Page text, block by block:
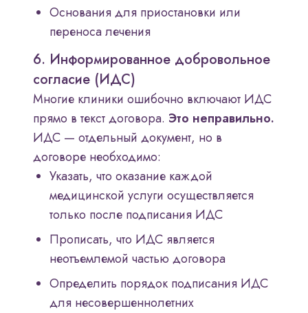
Основания для приостановки или
переноса лечения
6. Информированное добровольное
согласие (ИДС)
Многие клиники ошибочно включают ИДС
прямо в текст договора. Это неправильно.
ИДС — отдельный документ, но в
договоре необходимо:
Указать, что оказание каждой
медицинской услуги осуществляется
только после подписания ИДС
Прописать, что ИДС является
неотъемлемой частью договора
Определить порядок подписания ИДС
для несовершеннолетних